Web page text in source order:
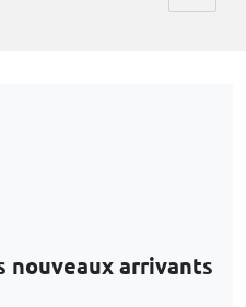
nouveaux arrivants